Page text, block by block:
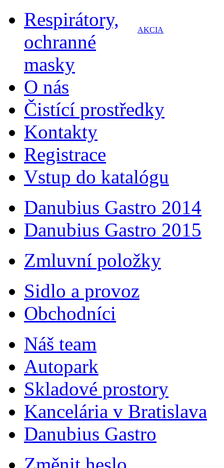
AKCIA
Respirátory,
ochranné
masky
O nás
Čistící prostředky
Kontakty
Registrace
Vstup do katalógu
Danubius Gastro 2014
Danubius Gastro 2015
Zmluvní položky
Sidlo a provoz
Obchodníci
Náš team
Autopark
Skladové prostory
Kancelária v Bratislava
Danubius Gastro